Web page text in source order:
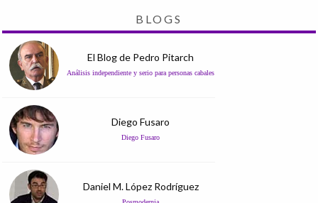
BLOGS
El Blog de Pedro Pitarch
Análisis independiente y serio para personas cabales
Diego Fusaro
Diego Fusaro
Daniel M. López Rodríguez